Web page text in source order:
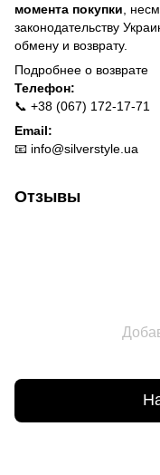
момента покупки ,
законодательству
обмену и возврату.
Подробнее о возврате
Телефон:
📞 +38 (067) 172-17-71
Email:
📧 info@silverstyle.ua
Отзывы